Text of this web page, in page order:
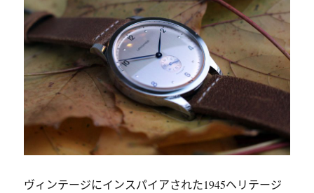
ヴィンテージにインスパイアされた1945ヘリテージ